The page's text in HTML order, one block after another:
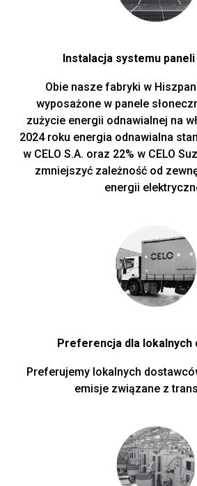
Instalacja systemu
Obie nasze fabryki w
wyposażone w panele
zużycie energii odnawialnej na
2024 roku energia odnawialna
w CELO S.A. oraz 22% w CELO
zmniejszyć zależność od
energii
Preferencja dla lokalnych
Preferujemy lokalnych
emisje związane z